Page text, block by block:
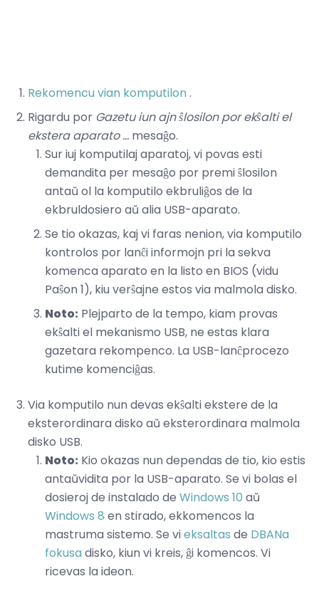
Rekomencu vian komputilon.
Rigardu por Gazetu iun ajn ŝlosilon por ekŝalti el
ekstera aparato ... mesaĝo.
Sur iuj komputilaj aparatoj, vi povas esti
demandita per mesaĝo por premi ŝlosilon
antaŭ ol la komputilo ekbruliĝos de la
ekbruldosiero aŭ alia USB-aparato.
Se tio okazas, kaj vi faras nenion, via komputilo
kontrolos por lanĉi informojn pri la sekva
komenca aparato en la listo en BIOS (vidu
Paŝon 1), kiu verŝajne estos via malmola disko.
Noto: Plejparto de la tempo, kiam provas
ekŝalti el mekanismo USB, ne estas klara
gazetara rekompenco. La USB-lanĉprocezo
kutime komenciĝas.
Via komputilo nun devas ekŝalti ekstere de la
eksterordinara disko aŭ eksterordinara malmola
disko USB.
Noto: Kio okazas nun dependas de tio, kio estis
antaŭvidita por la USB-aparato. Se vi bolas el
dosieroj de instalado de Windows 10 aŭ
Windows 8 en stirado, ekkomencos la
mastruma sistemo. Se vieksaltas de DBANa
fokusadisko, kiun vi kreis, ĝi komencos. Vi
ricevas la ideon.